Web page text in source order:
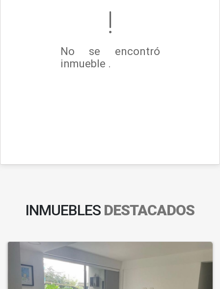
No se encontró
inmueble .
INMUEBLES DESTACADOS